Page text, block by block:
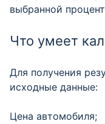
выбранной
Что умеет
Для получения
исходные данные:
Цена автомобиля;